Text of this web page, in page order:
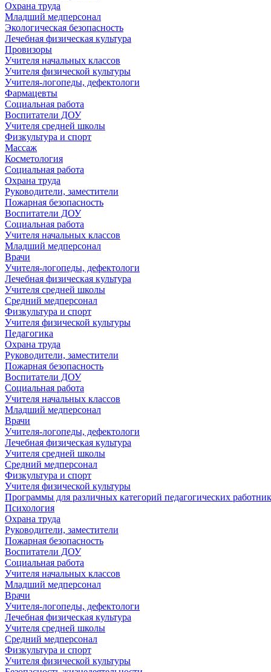
Охрана труда
Младший медперсонал
Экологическая безопасность
Лечебная физическая культура
Провизоры
Учителя начальных классов
Учителя физической культуры
Учителя-логопеды, дефектологи
Фармацевты
Социальная работа
Воспитатели ДОУ
Учителя средней школы
Физкультура и спорт
Массаж
Косметология
Социальная работа
Охрана труда
Руководители, заместители
Пожарная безопасность
Воспитатели ДОУ
Социальная работа
Учителя начальных классов
Младший медперсонал
Врачи
Учителя-логопеды, дефектологи
Лечебная физическая культура
Учителя средней школы
Средний медперсонал
Физкультура и спорт
Учителя физической культуры
Педагогика
Охрана труда
Руководители, заместители
Пожарная безопасность
Воспитатели ДОУ
Социальная работа
Учителя начальных классов
Младший медперсонал
Врачи
Учителя-логопеды, дефектологи
Лечебная физическая культура
Учителя средней школы
Средний медперсонал
Физкультура и спорт
Учителя физической культуры
Программы для различных категорий педагогических
Психология
Охрана труда
Руководители, заместители
Пожарная безопасность
Воспитатели ДОУ
Социальная работа
Учителя начальных классов
Младший медперсонал
Врачи
Учителя-логопеды, дефектологи
Лечебная физическая культура
Учителя средней школы
Средний медперсонал
Физкультура и спорт
Учителя физической культуры